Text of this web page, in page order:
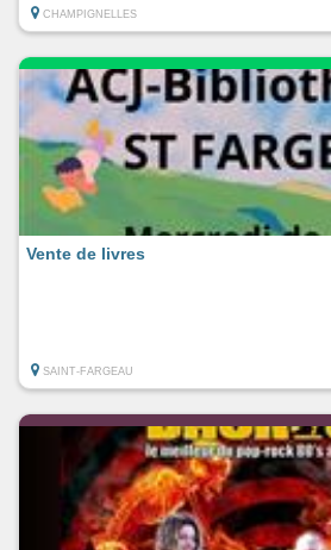
CHAMPIGNELLES
Vente de livres
SAINT-FARGEAU